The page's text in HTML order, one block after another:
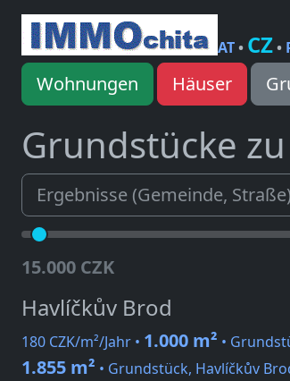
AT• CZ•
Wohnungen Häuser
Grundstücke
15.000 CZK
Havlíčkův Brod
180 CZK/m²/Jahr • 1.000 m² •
1.855 m² • Grundstück, Havlíčkův